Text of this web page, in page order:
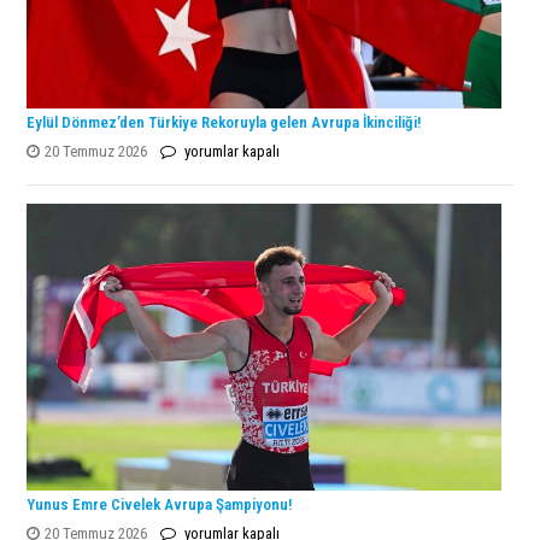
Eylül Dönmez’den Türkiye Rekoruyla gelen Avrupa İkinciliği!
20 Temmuz 2026
Eylül
Türkiye
gelen
Avrupa
İkinciliği!
yorumlar kapalı
Yunus Emre Civelek Avrupa Şampiyonu!
20 Temmuz 2026
Yunus
yorumlar kapalı